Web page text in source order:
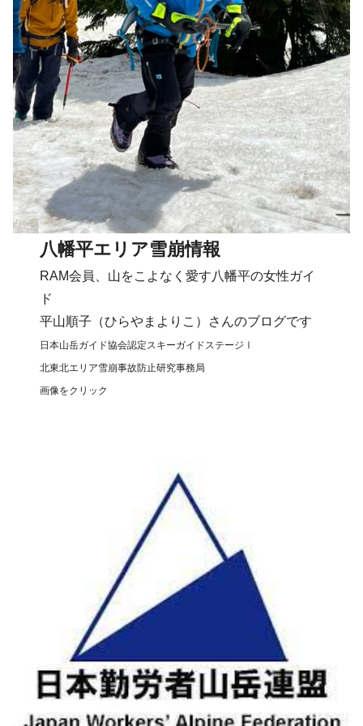
八幡平エリア雪崩情報
RAM会員、山をこよなく愛す八幡平の女性ガイ
ド
平山順子（ひらやまよりこ）さんのブログです
日本山岳ガイド協会認定スキーガイドステージⅠ
北東北エリア雪崩事故防止研究事務局
画像をクリック